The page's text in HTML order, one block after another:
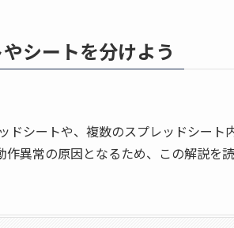
シートを分けよう
ドシートや、複数のスプレッドシート
異常の原因となるため、この解説を